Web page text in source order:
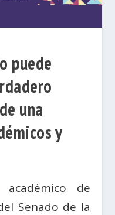
puede
una
y
académico de
Senado de la